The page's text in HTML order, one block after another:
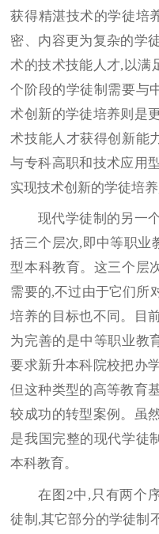
获得精湛技术的学徒培
密、内容更为复杂的学
术的技术技能人才,以满
个阶段的学徒制需要与
术创新的学徒培养则是
术技能人才获得创新能
与专科高职和技术应用
实现技术创新的学徒培
现代学徒制的另一
括三个层次,即中等职业
型本科教育。这三个层
需要的,不过由于它们所
培养的目标也不同。目
为完善的是中等职业教
要求新升本科院校把办
但这种类型的高等教育
较成功的转型案例。虽
是我国完整的现代学徒
本科教育。
在图2中,只有两个
徒制,其它部分的学徒制